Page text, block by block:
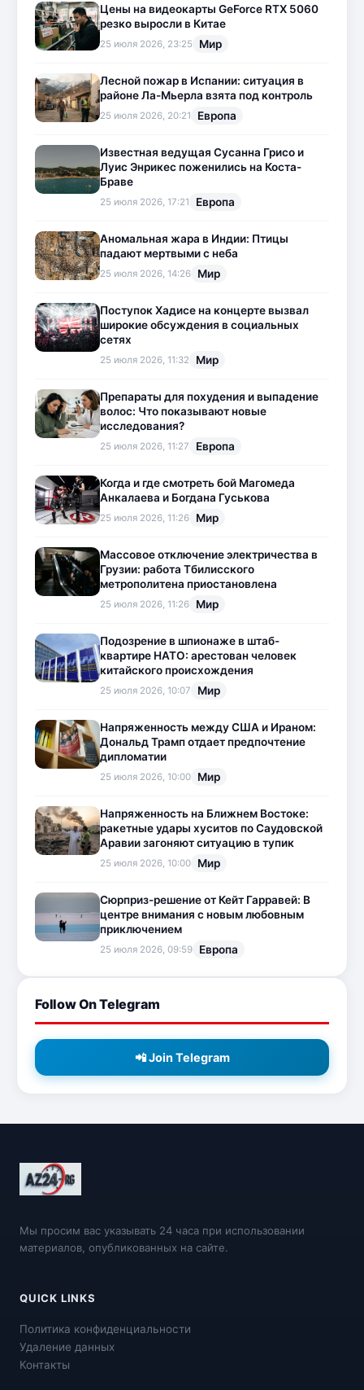
Цены на видеокарты GeForce RTX 5060
резко выросли в Китае
25 июля 2026, 23:25 Мир
Лесной пожар в Испании: ситуация в
районе Ла-Мьерла взята под контроль
25 июля 2026, 20:21 Европа
Известная ведущая Сусанна Грисо и
Луис Энрикес поженились на Коста-
Браве
25 июля 2026, 17:21 Европа
Аномальная жара в Индии: Птицы
падают мертвыми с неба
25 июля 2026, 14:26 Мир
Поступок Хадисе на концерте вызвал
широкие обсуждения в социальных
сетях
25 июля 2026, 11:32 Мир
Препараты для похудения и выпадение
волос: Что показывают новые
исследования?
25 июля 2026, 11:27 Европа
Когда и где смотреть бой Магомеда
Анкалаева и Богдана Гуськова
25 июля 2026, 11:26 Мир
Массовое отключение электричества в
Грузии: работа Тбилисского
метрополитена приостановлена
25 июля 2026, 11:26 Мир
Подозрение в шпионаже в штаб-
квартире НАТО: арестован человек
китайского происхождения
25 июля 2026, 10:07 Мир
Напряженность между США и Ираном:
Дональд Трамп отдает предпочтение
дипломатии
25 июля 2026, 10:00 Мир
Напряженность на Ближнем Востоке:
ракетные удары хуситов по Саудовской
Аравии загоняют ситуацию в тупик
25 июля 2026, 10:00 Мир
Сюрприз-решение от Кейт Гарравей: В
центре внимания с новым любовным
приключением
25 июля 2026, 09:59 Европа
Follow On Telegram
📲 Join Telegram
Мы просим вас указывать 24 часа при использовании
материалов, опубликованных на сайте.
QUICK LINKS
Политика конфиденциальности
Удаление данных
Контакты